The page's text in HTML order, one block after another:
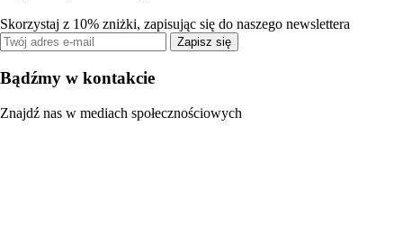
Skorzystaj z 10% zniżki, zapisując się do naszego newslettera
Zapisz się
Bądźmy w kontakcie
Znajdź nas w mediach społecznościowych